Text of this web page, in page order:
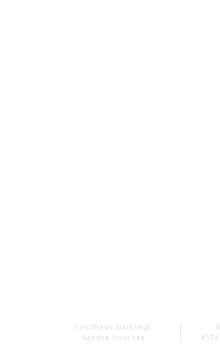
Landhaus Gaisriegl
Sandra Huschka